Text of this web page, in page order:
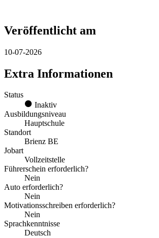
Veröffentlicht am
10-07-2026
Extra Informationen
Status
Inaktiv
Ausbildungsniveau
Hauptschule
Standort
Brienz BE
Jobart
Vollzeitstelle
Führerschein erforderlich?
Nein
Auto erforderlich?
Nein
Motivationsschreiben erforderlich?
Nein
Sprachkenntnisse
Deutsch